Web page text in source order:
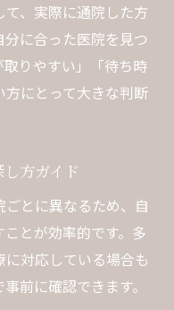
医者の選び方
歯医者の特徴
アクセスの良さ
、実際に通院した方
に合った医院を見つ
りやすい」「待ち時
にとって大きな判断
方ガイド
とに異なるため、自
とが効率的です。多
対応している場合も
前に確認できます。